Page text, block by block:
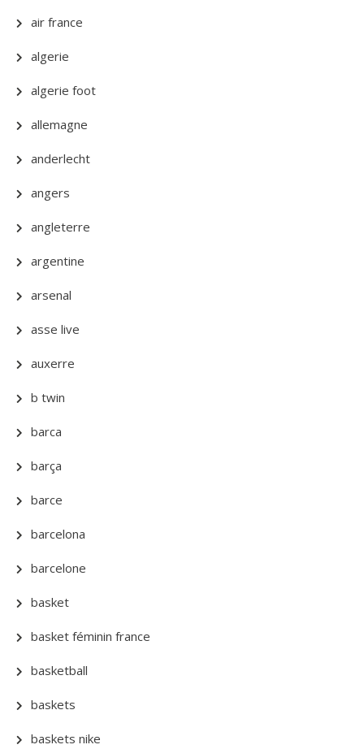
air france
algerie
algerie foot
allemagne
anderlecht
angers
angleterre
argentine
arsenal
asse live
auxerre
b twin
barca
barça
barce
barcelona
barcelone
basket
basket féminin france
basketball
baskets
baskets nike